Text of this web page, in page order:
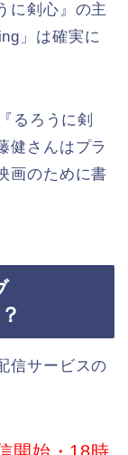
に剣心』の主
」は確実に
るろうに剣
健さんはプラ
画のために書
信サービスの